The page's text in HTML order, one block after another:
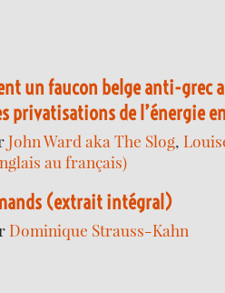
un faucon belge anti-grec
privatisations de l’énergie
John Ward aka The Slog,
au français)
(extrait intégral)
Dominique Strauss-Kahn